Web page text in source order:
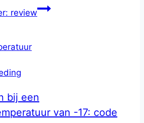
review
bij een
van -17: code